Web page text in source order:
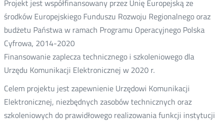
Projekt jest współfinansowany przez Unię Europejską ze
środków Europejskiego Funduszu Rozwoju Regionalnego oraz
budżetu Państwa w ramach Programu Operacyjnego Polska
Cyfrowa, 2014-2020
Finansowanie zaplecza technicznego i szkoleniowego dla
Urzędu Komunikacji Elektronicznej w 2020 r.
Celem projektu jest zapewnienie Urzędowi Komunikacji
Elektronicznej, niezbędnych zasobów technicznych oraz
szkoleniowych do prawidłowego realizowania funkcji instytucji